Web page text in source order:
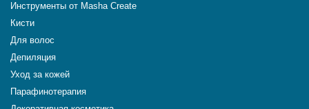
Инструменты от Masha Create
Кисти
Для волос
Депиляция
Уход за кожей
Парафинотерапия